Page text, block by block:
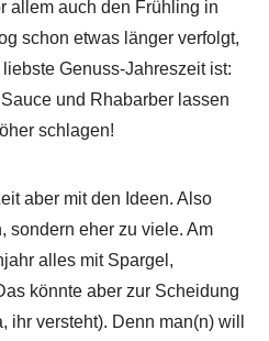
allem auch den Frühling in
schon etwas länger verfolgt,
Genuss-Jahreszeit ist:
und Rhabarber lassen
schlagen!
aber mit den Ideen. Also
sondern eher zu viele. Am
alles mit Spargel,
könnte aber zur Scheidung
versteht). Denn man(n) will